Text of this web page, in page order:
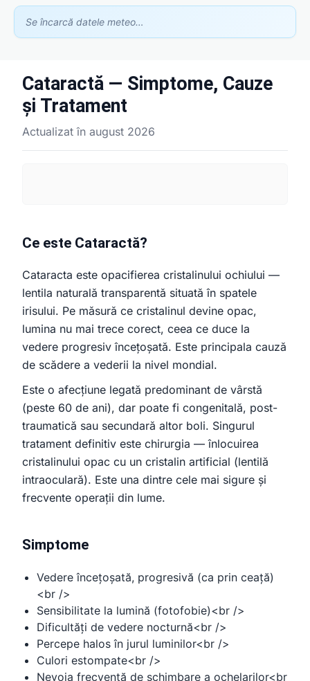
Se încarcă datele meteo…
Cataractă — Simptome, Cauze
și Tratament
Actualizat în august 2026
Ce este Cataractă?
Cataracta este opacifierea cristalinului ochiului —
lentila naturală transparentă situată în spatele
irisului. Pe măsură ce cristalinul devine opac,
lumina nu mai trece corect, ceea ce duce la
vedere progresiv încețoșată. Este principala cauză
de scădere a vederii la nivel mondial.
Este o afecțiune legată predominant de vârstă
(peste 60 de ani), dar poate fi congenitală, post-
traumatică sau secundară altor boli. Singurul
tratament definitiv este chirurgia — înlocuirea
cristalinului opac cu un cristalin artificial (lentilă
intraoculară). Este una dintre cele mai sigure și
frecvente operații din lume.
Simptome
Vedere încețoșată, progresivă (ca prin ceață)
<br />
Sensibilitate la lumină (fotofobie)<br />
Dificultăți de vedere nocturnă<br />
Percepe halos în jurul luminilor<br />
Culori estompate<br />
Nevoia frecventă de schimbare a ochelarilor<br
Asistent GhidClinic
Vă ajutăm să găsiți medicul sau clinica potrivită
Încercați:
mă doare burta, ce medic îmi recomandați?
clinică stomatologie pentru copii